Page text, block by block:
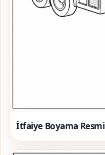
İtfaiye Boyama Resmi